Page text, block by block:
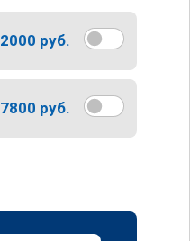
2000 руб.
7800 руб.